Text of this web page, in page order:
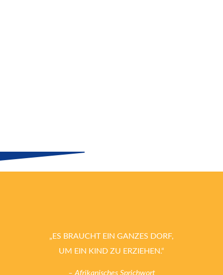
„ES BRAUCHT EIN GANZES DORF,
UM EIN KIND ZU ERZIEHEN.“
– Afrikanisches Sprichwort